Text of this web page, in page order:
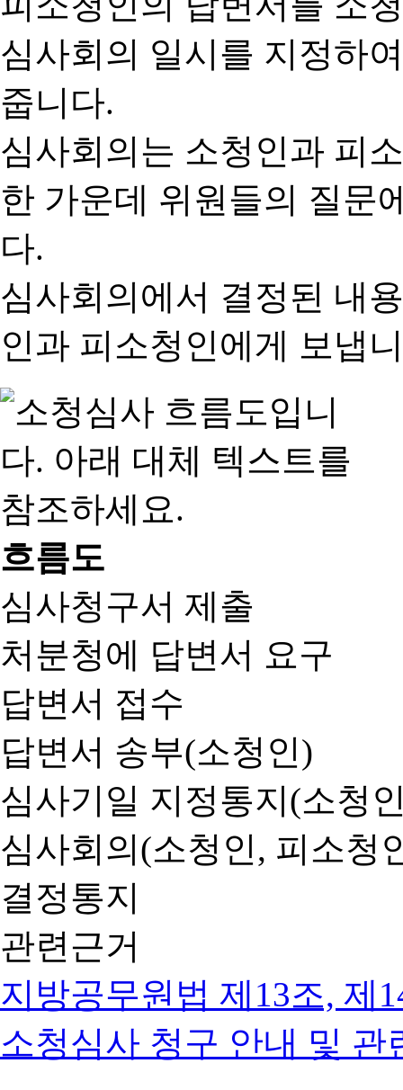
심사회의 일시를 지정하
줍니다.
심사회의는 소청인과 피
한 가운데 위원들의 질문
다.
심사회의에서 결정된 내
인과 피소청인에게 보냅
흐름도
심사청구서 제출
처분청에 답변서 요구
답변서 접수
답변서 송부(소청인)
심사기일 지정통지(소청
심사회의(소청인, 피소청
결정통지
관련근거
지방공무원법 제13조, 제
소청심사 청구 안내 및 관